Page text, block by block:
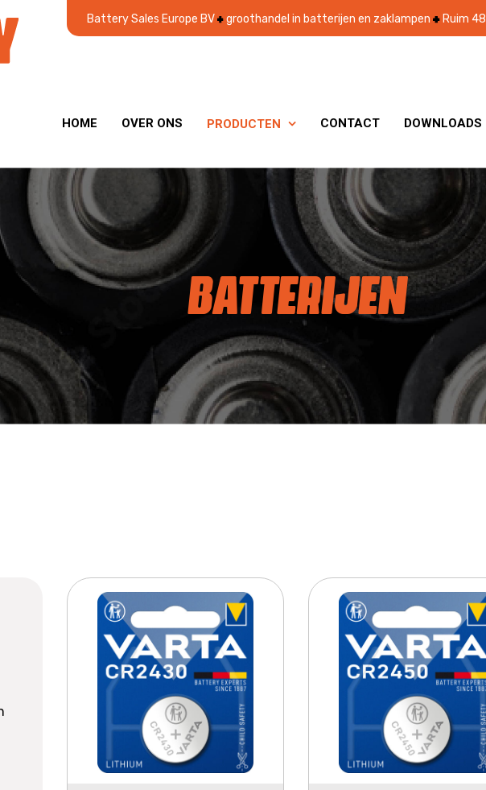
Battery Sales Europe BV groothandel in batterijen en zaklampen Ruim
HOME OVER ONS PRODUCTEN  CONTACT DOWNLOADS
BATTERIJEN